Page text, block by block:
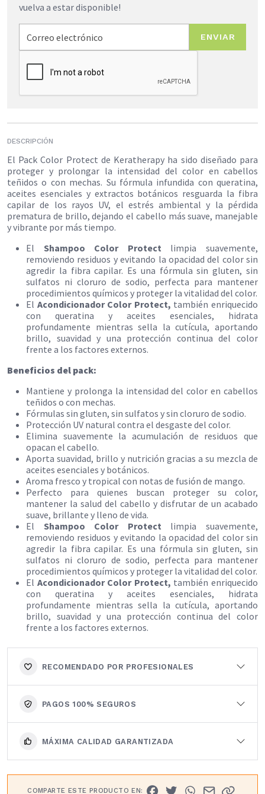
vuelva a estar disponible!
ENVIAR
DESCRIPCIÓN
El Pack Color Protect de Keratherapy ha sido diseñado para
proteger y prolongar la intensidad del color en cabellos
teñidos o con mechas. Su fórmula infundida con queratina,
aceites esenciales y extractos botánicos resguarda la fibra
capilar de los rayos UV, el estrés ambiental y la pérdida
prematura de brillo, dejando el cabello más suave, manejable
y vibrante por más tiempo.
​El Shampoo Color Protect limpia suavemente,
removiendo residuos y evitando la opacidad del color sin
agredir la fibra capilar. Es una fórmula sin gluten, sin
sulfatos ni cloruro de sodio, perfecta para mantener
procedimientos químicos y proteger la vitalidad del color.
El Acondicionador Color Protect, también enriquecido
con queratina y aceites esenciales, hidrata
profundamente mientras sella la cutícula, aportando
brillo, suavidad y una protección continua del color
frente a los factores externos.
Beneficios del pack:
Mantiene y prolonga la intensidad del color en cabellos
teñidos o con mechas.
Fórmulas sin gluten, sin sulfatos y sin cloruro de sodio.
Protección UV natural contra el desgaste del color.
Elimina suavemente la acumulación de residuos que
opacan el cabello.
Aporta suavidad, brillo y nutrición gracias a su mezcla de
aceites esenciales y botánicos.
Aroma fresco y tropical con notas de fusión de mango.
Perfecto para quienes buscan proteger su color,
mantener la salud del cabello y disfrutar de un acabado
suave, brillante y lleno de vida.
​El Shampoo Color Protect limpia suavemente,
removiendo residuos y evitando la opacidad del color sin
agredir la fibra capilar. Es una fórmula sin gluten, sin
sulfatos ni cloruro de sodio, perfecta para mantener
procedimientos químicos y proteger la vitalidad del color.
El Acondicionador Color Protect, también enriquecido
con queratina y aceites esenciales, hidrata
profundamente mientras sella la cutícula, aportando
brillo, suavidad y una protección continua del color
frente a los factores externos.
RECOMENDADO POR PROFESIONALES
PAGOS 100% SEGUROS
MÁXIMA CALIDAD GARANTIZADA
COMPARTE ESTE PRODUCTO EN: